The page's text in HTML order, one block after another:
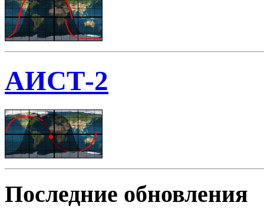
АИСТ-2
Последние обновления